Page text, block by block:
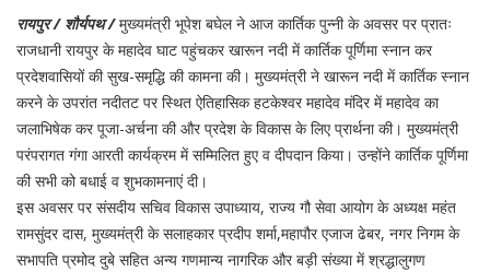
रायपुर / शौर्यपथ / मुख्यमंत्री भूपेश बघेल ने आज कार्तिक पुन्नी के अवसर पर प्रातः
राजधानी रायपुर के महादेव घाट पहुंचकर खारून नदी में कार्तिक पूर्णिमा स्नान कर
प्रदेशवासियों की सुख-समृद्धि की कामना की। मुख्यमंत्री ने खारून नदी में कार्तिक स्नान
करने के उपरांत नदीतट पर स्थित ऐतिहासिक हटकेश्वर महादेव मंदिर में महादेव का
जलाभिषेक कर पूजा-अर्चना की और प्रदेश के विकास के लिए प्रार्थना की। मुख्यमंत्री
परंपरागत गंगा आरती कार्यक्रम में सम्मिलित हुए व दीपदान किया। उन्होंने कार्तिक पूर्णिमा
की सभी को बधाई व शुभकामनाएं दी।
इस अवसर पर संसदीय सचिव विकास उपाध्याय, राज्य गौ सेवा आयोग के अध्यक्ष महंत
रामसुंदर दास, मुख्यमंत्री के सलाहकार प्रदीप शर्मा,महापौर एजाज ढेबर, नगर निगम के
सभापति प्रमोद दुबे सहित अन्य गणमान्य नागरिक और बड़ी संख्या में श्रद्धालुगण